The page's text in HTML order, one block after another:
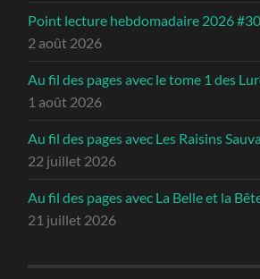
Point lecture hebdomadaire 2026 #30
2 août 2026
Au fil des pages avec le tome 1 des
1 août 2026
Au fil des pages avec Les Raisins
22 juillet 2026
Au fil des pages avec La Belle et la
21 juillet 2026